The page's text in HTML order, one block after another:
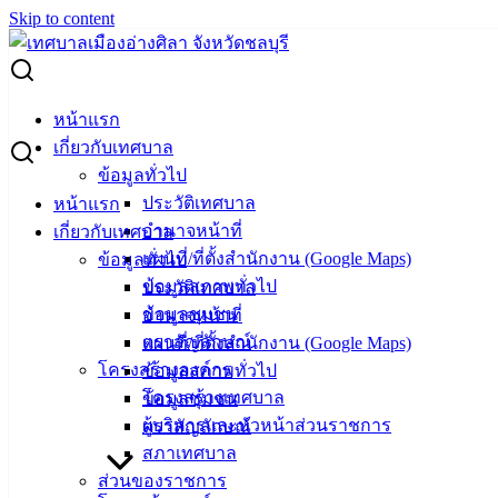
Skip to content
หน้าแรก
เกี่ยวกับเทศบาล
ข้อมูลทั่วไป
ประวัติเทศบาล
อำนาจหน้าที่
แผนที่/ที่ตั้งสำนักงาน (Google Maps)
ข้อมูลสภาพทั่วไป
ข้อมูลชุมชน
ตราสัญลักษณ์
โครงสร้างองค์กร
โครงสร้างเทศบาล
ผู้บริหารและหัวหน้าส่วนราชการ
สภาเทศบาล
ส่วนของราชการ
หน้าแรก
เกี่ยวกับเทศบาล
ข้อมูลทั่วไป
ประวัติเทศบาล
อำนาจหน้าที่
แผนที่/ที่ตั้งสำนักงาน (Google Maps)
ข้อมูลสภาพทั่วไป
ข้อมูลชุมชน
ตราสัญลักษณ์
Search for:
ดำเนินการทำความสะอาด และจัดเตรียมความพร้อมของพื้นที่
บริเวณลานกิจกรรมตรงข้ามตลาดประมงพื้นบ้านอ่างศิลา เพื่อ
รองรับการจัดงานวาไรตี้สีสัน “อ่างศิลา” อ่างศิลาเฟส
ดำเนินการทำความสะอาด และจัดเตรียม
ความพร้อมของพื้นที่ บริเวณลานกิจกรรม
ตรงข้ามตลาดประมงพื้นบ้านอ่างศิลา เพื่อ
รองรับการจัดงานวาไรตี้สีสัน “อ่างศิลา”
อ่างศิลาเฟส
ธันวาคม 21, 2022มกราคม 4, 2023
กิจกรรมอ่างศิลา